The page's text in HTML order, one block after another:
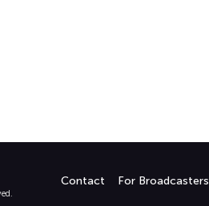
Contact For Broadcasters